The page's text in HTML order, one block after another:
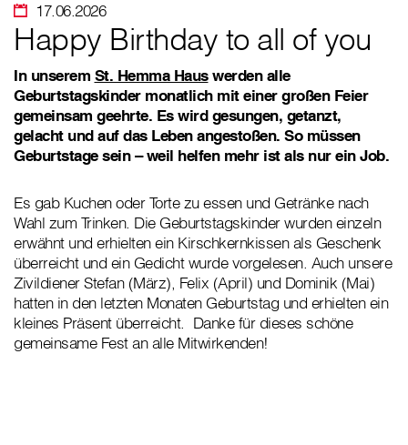
17.06.2026
Happy Birthday to all of you
In unserem St. Hemma Hauswerden alle
Geburtstagskinder monatlich mit einer großen Feier
gemeinsam geehrte. Es wird gesungen, getanzt,
gelacht und auf das Leben angestoßen. So müssen
Geburtstage sein – weil helfen mehr ist als nur ein Job.
Es gab Kuchen oder Torte zu essen und Getränke nach
Wahl zum Trinken. Die Geburtstagskinder wurden einzeln
erwähnt und erhielten ein Kirschkernkissen als Geschenk
überreicht und ein Gedicht wurde vorgelesen. Auch unsere
Zivildiener Stefan (März), Felix (April) und Dominik (Mai)
hatten in den letzten Monaten Geburtstag und erhielten ein
kleines Präsent überreicht. Danke für dieses schöne
gemeinsame Fest an alle Mitwirkenden!